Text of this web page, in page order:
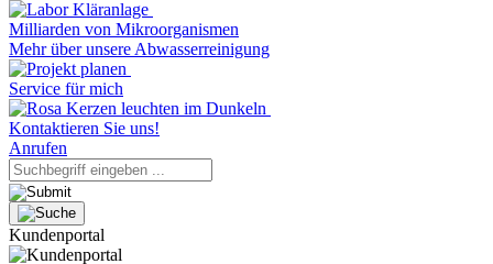
Milliarden von Mikroorganismen
Mehr über unsere Abwasserreinigung
Service für mich
Kontaktieren Sie uns!
Anrufen
Kundenportal